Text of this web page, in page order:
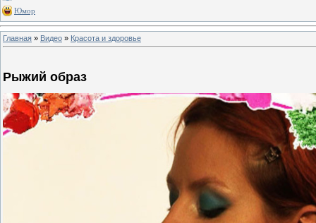
Юмор
Главная » Видео » Красота и здоровье
Рыжий образ